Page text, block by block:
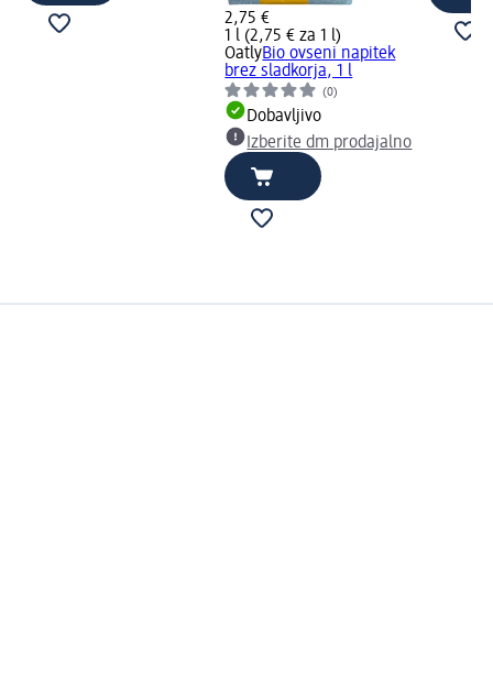
2,75 €
1 l (2,75 € za 1 l)
OatlyBio ovseni napitek
brez sladkorja, 1 l
(0)
Dobavljivo
Izberite dm prodajalno